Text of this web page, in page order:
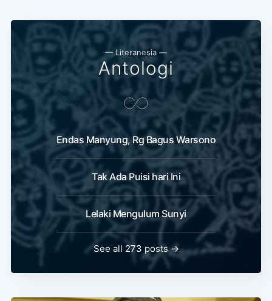
— Literanesia —
Antologi
Endas Manyung, Rg Bagus Warsono
Tak Ada Puisi hari Ini
Lelaki Mengulum Sunyi
See all 273 posts →